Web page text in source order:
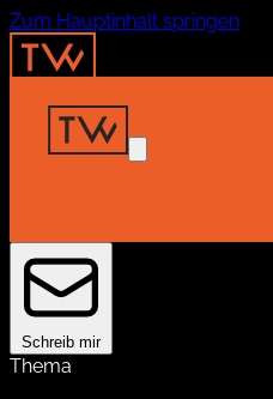
Zum Hauptinhalt springen
Home
Insights
Projekte
Schreib mir
Thema